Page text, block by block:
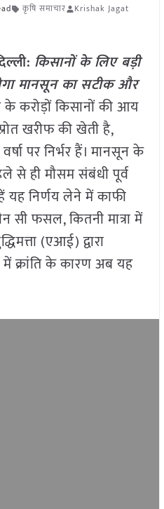
कृषि समाचार Krishak Jagat
किसानों के लिए बड़ी
मानसून का सटीक और
करोड़ों किसानों की आय
खरीफ की खेती है,
पर निर्भर हैं। मानसून के
से ही मौसम संबंधी पूर्व
यह निर्णय लेने में काफी
सी फसल, कितनी मात्रा में
(एआई) द्वारा
में क्रांति के कारण अब यह